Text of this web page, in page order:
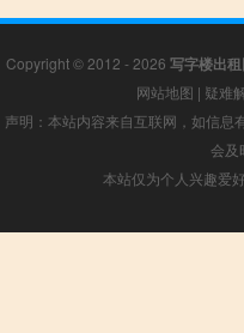
Copyright © 2012 - 2026 写字楼出
网站地图 | 疑难
声明：本站内容来自互联网，如信息
会及
本站仅为个人兴趣爱